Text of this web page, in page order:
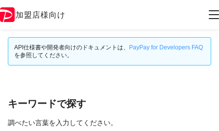
加盟店様向け
API仕様書や開発者向けのドキュメントは、
PayPay for Developers FAQ
を参照してください。
キーワードで探す
調べたい言葉を入力してください。